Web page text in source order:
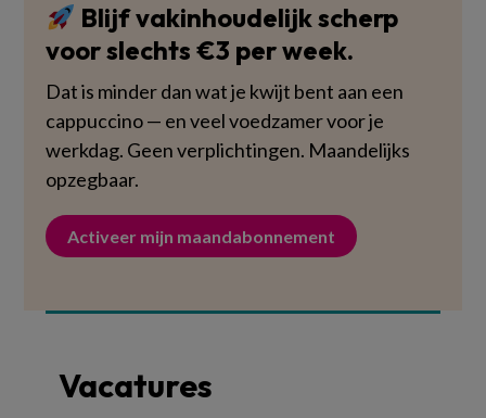
Blijf vakinhoudelijk scherp
voor slechts €3 per week.
Dat is minder dan wat je kwijt bent aan een
cappuccino — en veel voedzamer voor je
werkdag. Geen verplichtingen. Maandelijks
opzegbaar.
Activeer mijn maandabonnement
Vacatures